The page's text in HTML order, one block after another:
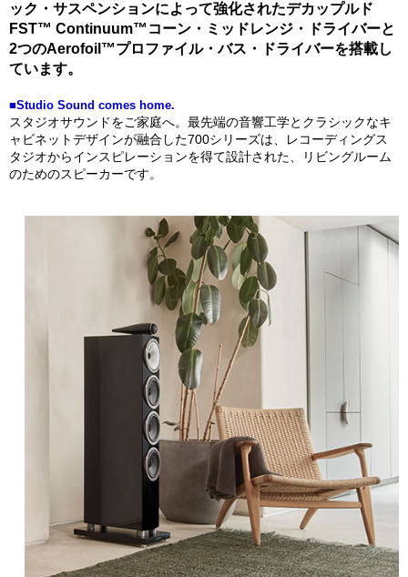
ック・サスペンションによって強化されたデカップルド
FST™ Continuum™コーン・ミッドレンジ・ドライバーと
2つのAerofoil™プロファイル・バス・ドライバーを搭載し
ています。
■Studio Sound comes home.
スタジオサウンドをご家庭へ。最先端の音響工学とクラシックなキ
ャビネットデザインが融合した700シリーズは、レコーディングス
タジオからインスピレーションを得て設計された、リビングルーム
のためのスピーカーです。